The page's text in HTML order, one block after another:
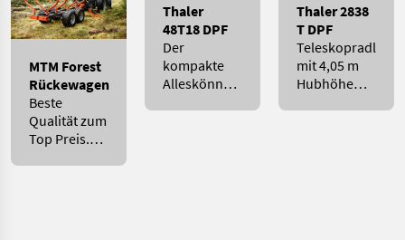
MTM Forest
Rückewagen
Beste
Qualität zum
Top Preis.
Thaler
48T18 DPF
Der
kompakte
Alleskönner
Thaler 2838
T DPF
Teleskopradlader
mit 4,05 m
Hubhöhe